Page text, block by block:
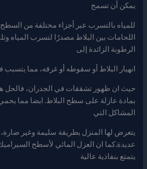
يمكن أن تسمح
للمياه بالتسرب عبر أجزاء مختلفة من
اللحامات بين البلاط مصدرًا لتسرب المياه
الرطوبة الزائدة إلى
انهيار البلاط أو سقوطه أو غرقه، مما يتسبب
حيث ان ظهور تشققات في الجدران، فالحل
بمادة عازلة على سطح البلاط. ايضا مما
المشاكل التي
يتعرض لها المنزل بطريقة سليمة وغير ضارة،
عديدة.كما ان العزل المائي لأسطح
يتمتع بنفاذية عالية